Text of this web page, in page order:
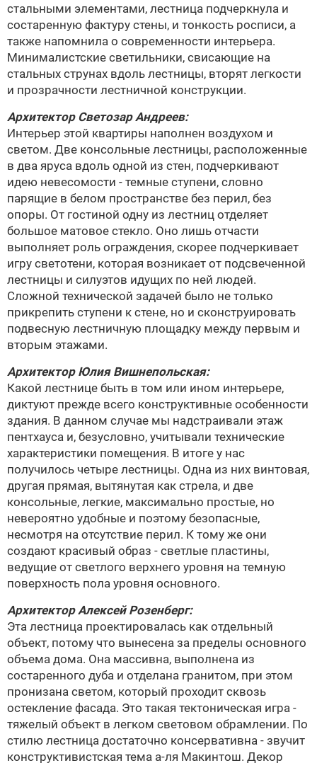
стальными элементами, лестница подчеркнула и
состаренную фактуру стены, и тонкость росписи, а
также напомнила о современности интерьера.
Минималистские светильники, свисающие на
стальных струнах вдоль лестницы, вторят легкости
и прозрачности лестничной конструкции.
Архитектор Светозар Андреев:
Интерьер этой квартиры наполнен воздухом и
светом. Две консольные лестницы, расположенные
в два яруса вдоль одной из стен, подчеркивают
идею невесомости - темные ступени, словно
парящие в белом пространстве без перил, без
опоры. От гостиной одну из лестниц отделяет
большое матовое стекло. Оно лишь отчасти
выполняет роль ограждения, скорее подчеркивает
игру светотени, которая возникает от подсвеченной
лестницы и силуэтов идущих по ней людей.
Сложной технической задачей было не только
прикрепить ступени к стене, но и сконструировать
подвесную лестничную площадку между первым и
вторым этажами.
Архитектор Юлия Вишнепольская:
Какой лестнице быть в том или ином интерьере,
диктуют прежде всего конструктивные особенности
здания. В данном случае мы надстраивали этаж
пентхауса и, безусловно, учитывали технические
характеристики помещения. В итоге у нас
получилось четыре лестницы. Одна из них винтовая,
другая прямая, вытянутая как стрела, и две
консольные, легкие, максимально простые, но
невероятно удобные и поэтому безопасные,
несмотря на отсутствие перил. К тому же они
создают красивый образ - светлые пластины,
ведущие от светлого верхнего уровня на темную
поверхность пола уровня основного.
АрхитекторАлексей Розенберг:
Эта лестница проектировалась как отдельный
объект, потому что вынесена за пределы основного
объема дома. Она массивна, выполнена из
состаренного дуба и отделана гранитом, при этом
пронизана светом, который проходит сквозь
остекление фасада. Это такая тектоническая игра -
тяжелый объект в легком световом обрамлении. По
стилю лестница достаточно консервативна - звучит
конструктивистская тема а-ля Макинтош. Декор